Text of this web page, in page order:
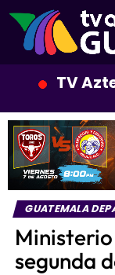
TV
GUATEMALA
segunda